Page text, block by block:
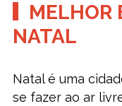
MELHOR
NATAL
Natal é uma
se fazer ao ar